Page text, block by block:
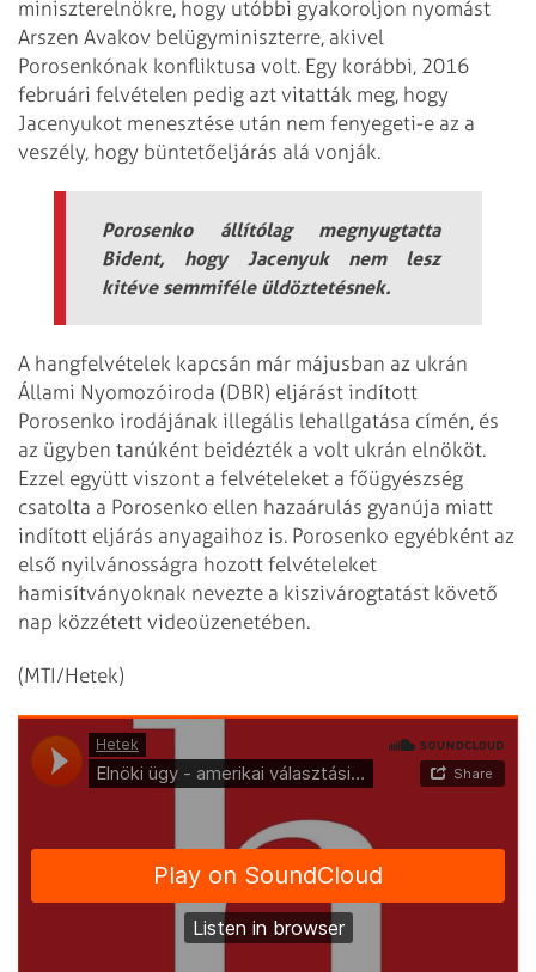
miniszterelnökre, hogy utóbbi gyakoroljon nyomást
Arszen Avakov belügyminiszterre, akivel
Porosenkónak konfliktusa volt. Egy korábbi, 2016
februári felvételen pedig azt vitatták meg, hogy
Jacenyukot menesztése után nem fenyegeti-e az a
veszély, hogy büntetőeljárás alá vonják.
Porosenko állítólag megnyugtatta
Bident, hogy Jacenyuk nem lesz
kitéve semmiféle üldöztetésnek.
A hangfelvételek kapcsán már májusban az ukrán
Állami Nyomozóiroda (DBR) eljárást indított
Porosenko irodájának illegális lehallgatása címén, és
az ügyben tanúként beidézték a volt ukrán elnököt.
Ezzel együtt viszont a felvételeket a főügyészség
csatolta a Porosenko ellen hazaárulás gyanúja miatt
indított eljárás anyagaihoz is. Porosenko egyébként az
első nyilvánosságra hozott felvételeket
hamisítványoknak nevezte a kiszivárogtatást követő
nap közzétett videoüzenetében.
(MTI/Hetek)